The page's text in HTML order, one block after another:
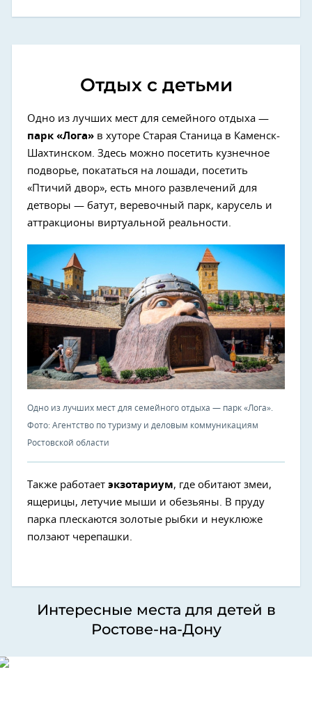
Отдых с детьми
Одно из лучших мест для семейного отдыха —
парк «Лога» в хуторе Старая Станица в Каменск-
Шахтинском. Здесь можно посетить кузнечное
подворье, покататься на лошади, посетить
«Птичий двор», есть много развлечений для
детворы — батут, веревочный парк, карусель и
аттракционы виртуальной реальности.
Одно из лучших мест для семейного отдыха — парк «Лога».
Фото: Агентство по туризму и деловым коммуникациям
Ростовской области
Также работает экзотариум, где обитают змеи,
ящерицы, летучие мыши и обезьяны. В пруду
парка плескаются золотые рыбки и неуклюже
ползают черепашки.
Интересные места для детей в
Ростове-на-Дону